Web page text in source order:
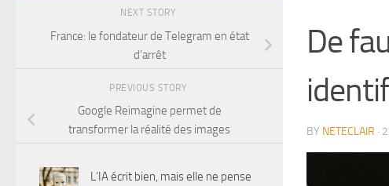
De
BY NETECLAIR ·
NEXT STORY
France: le fondateur de Telegram en état
d’arrêt
PREVIOUS STORY
Google Reimagine permet de
transformer la réalité des images
L’IA écrit bien, mais elle ne pense